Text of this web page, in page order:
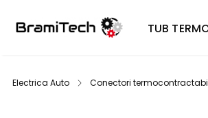
TUB
Electrica Auto Conectori